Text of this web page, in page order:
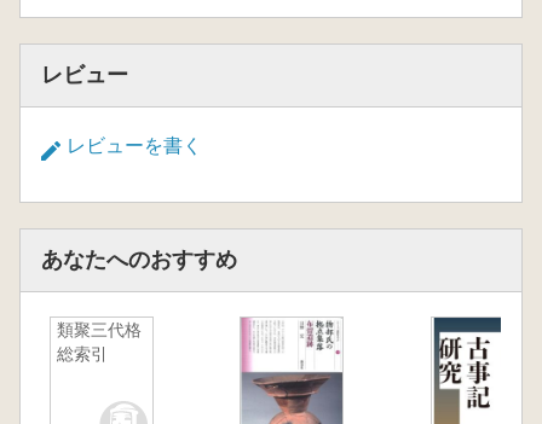
レビュー
レビューを書く
あなたへのおすすめ
類聚三代格
総索引